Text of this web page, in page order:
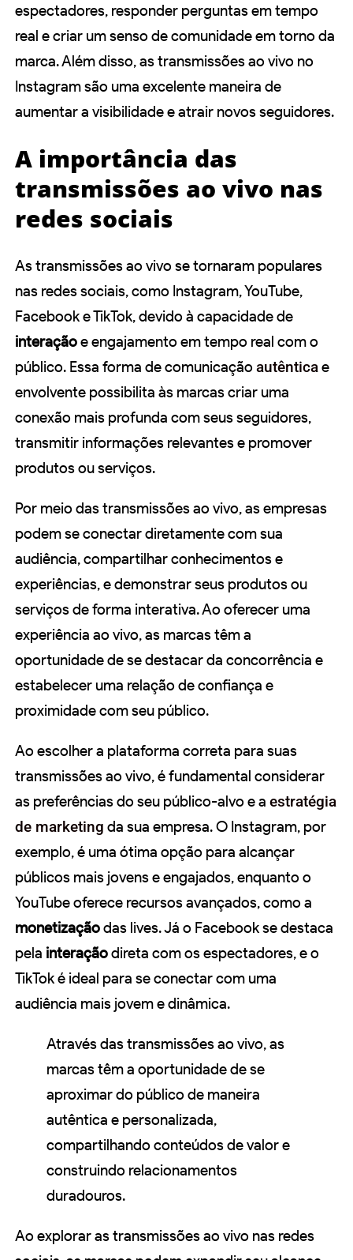
espectadores, responder perguntas em tempo
real e criar um senso de comunidade em torno da
marca. Além disso, as transmissões ao vivo no
Instagram são uma excelente maneira de
aumentar a visibilidade e atrair novos seguidores.
A importância das
transmissões ao vivo nas
redes sociais
As transmissões ao vivo se tornaram populares
nas redes sociais, como Instagram, YouTube,
Facebook e TikTok, devido à capacidade de
interaçãoe engajamento em tempo real com o
público. Essa forma de comunicação autênticae
envolvente possibilita às marcas criar uma
conexão mais profunda com seus seguidores,
transmitir informações relevantes e promover
produtos ou serviços.
Por meio das transmissões ao vivo, as empresas
podem se conectar diretamente com sua
audiência, compartilhar conhecimentos e
experiências, e demonstrar seus produtos ou
serviços de forma interativa. Ao oferecer uma
experiência ao vivo, as marcas têm a
oportunidade de se destacar da concorrência e
estabelecer uma relação de confiança e
proximidade com seu público.
Ao escolher a plataforma correta para suas
transmissões ao vivo, é fundamental considerar
as preferências do seu público-alvo e a estratégia
de marketing da sua empresa. O Instagram, por
exemplo, é uma ótima opção para alcançar
públicos mais jovens e engajados, enquanto o
YouTube oferece recursos avançados, como a
monetizaçãodas lives. Já o Facebook se destaca
pela interaçãodireta com os espectadores, e o
TikTok é ideal para se conectar com uma
audiência mais jovem e dinâmica.
Através das transmissões ao vivo, as
marcas têm a oportunidade de se
aproximar do público de maneira
autêntica e personalizada,
compartilhando conteúdos de valor e
construindo relacionamentos
duradouros.
Ao explorar as transmissões ao vivo nas redes